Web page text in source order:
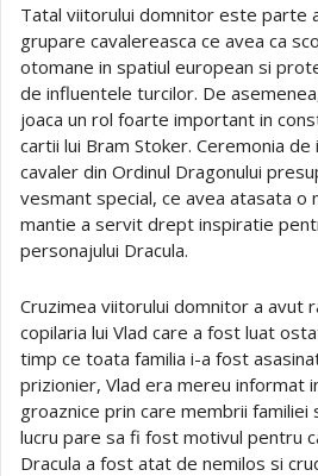
Tatal viitorului domnitor este parte
grupare cavalereasca ce avea ca
otomane in spatiul european si
de influentele turcilor. De
joaca un rol foarte important in
cartii lui Bram Stoker. Ceremonia de
cavaler din Ordinul Dragonului
vesmant special, ce avea atasata o
mantie a servit drept inspiratie
personajului Dracula.
Cruzimea viitorului domnitor a avut
copilaria lui Vlad care a fost luat
timp ce toata familia i-a fost
prizionier, Vlad era mereu informat
groaznice prin care membrii familiei
lucru pare sa fi fost motivul pentru
Dracula a fost atat de nemilos si